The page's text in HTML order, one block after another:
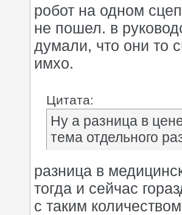
робот на одном
не пошел. в
думали, что они то
имхо.
Цитата:
Ну а разница в
тема отдельного
разница в
тогда и сейчас
с таким